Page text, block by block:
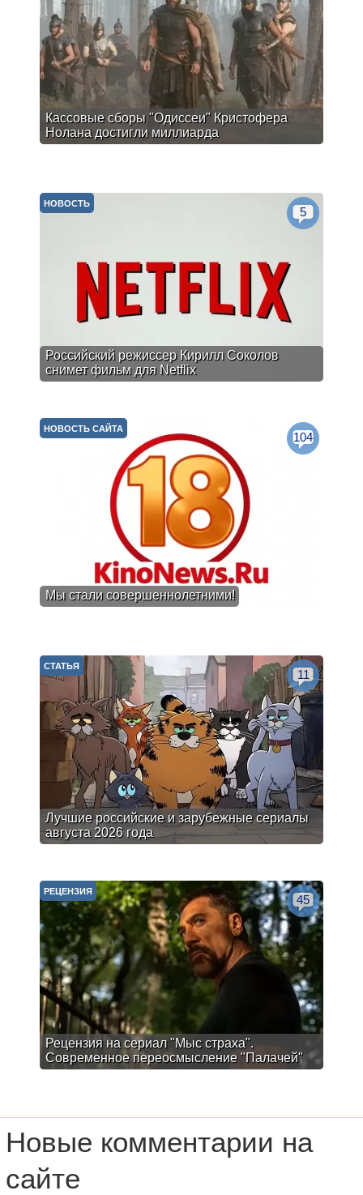
Кассовые сборы "Одиссеи" Кристофера
Нолана достигли миллиарда
Российский режиссер Кирилл Соколов
снимет фильм для Netflix
НОВОСТЬ
5
Мы стали совершеннолетними!
НОВОСТЬ САЙТА
104
Лучшие российские и зарубежные сериалы
августа 2026 года
СТАТЬЯ
11
Рецензия на сериал "Мыс страха".
Современное переосмысление "Палачей"
РЕЦЕНЗИЯ
45
Новые комментарии на
сайте